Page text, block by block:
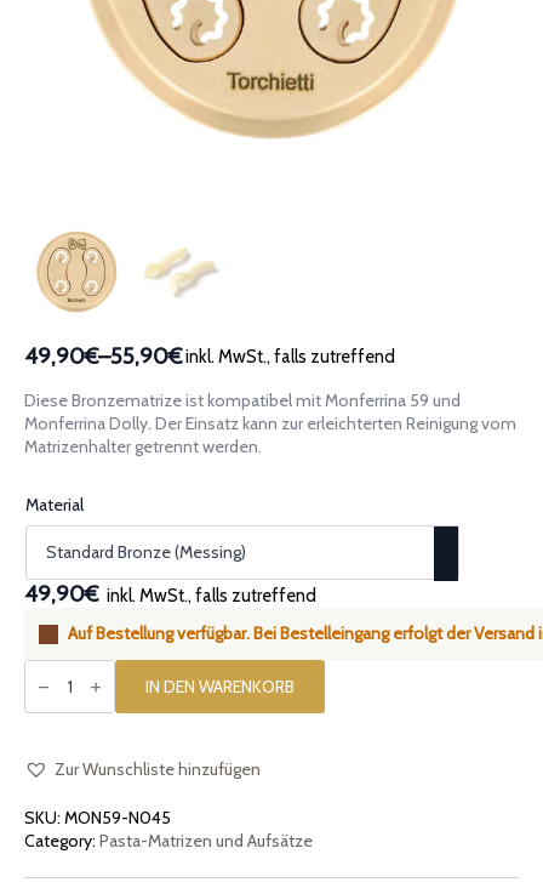
49,90€–55,90€
Preisspanne:
49,90€
bis
55,90€
inkl. MwSt., falls zutreffend
Diese Bronzematrize ist kompatibel mit Monferrina 59 und
Monferrina Dolly. Der Einsatz kann zur erleichterten Reinigung vom
Matrizenhalter getrennt werden.
Material
49,90€ inkl. MwSt., falls zutreffend
Auf Bestellung verfügbar. Bei Bestelleingang erfolgt der
Montiertes
Bronzematrize
kompatibel
59
Dolly
Menge
IN DEN WARENKORB
Zur Wunschliste hinzufügen
SKU: MON59-N045
Category: Pasta-Matrizen und Aufsätze